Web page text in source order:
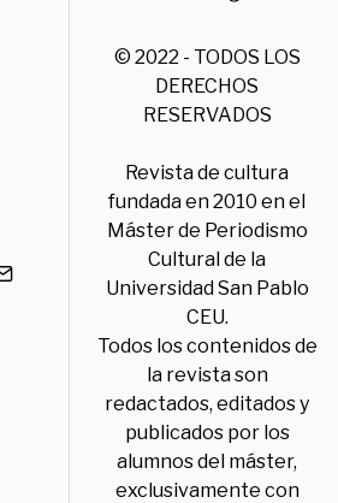
© 2022 - TODOS LOS
DERECHOS
RESERVADOS
Revista de cultura
fundada en 2010 en el
Máster de Periodismo
Cultural de la
Universidad San Pablo
CEU.
Todos los contenidos de
la revista son
redactados, editados y
publicados por los
alumnos del máster,
exclusivamente con